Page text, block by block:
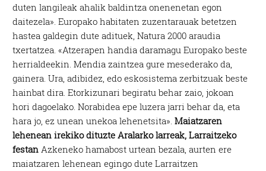
duten langileak ahalik baldintza onenenetan egon
daitezela». Europako habitaten zuzentarauak betetzen
hastea galdegin dute adituek, Natura 2000 araudia
txertatzea. «Atzerapen handia daramagu Europako beste
herrialdeekin. Mendia zaintzea gure mesederako da,
gainera. Ura, adibidez, edo eskosistema zerbitzuak beste
hainbat dira. Etorkizunari begiratu behar zaio, jokoan
hori dagoelako. Norabidea epe luzera jarri behar da, eta
hara jo, ez unean unekoa lehenetsita».Maiatzaren
lehenean irekiko dituzte Aralarko larreak, Larraitzeko
festan Azkeneko hamabost urtean bezala, aurten ere
maiatzaren lehenean egingo dute Larraitzen